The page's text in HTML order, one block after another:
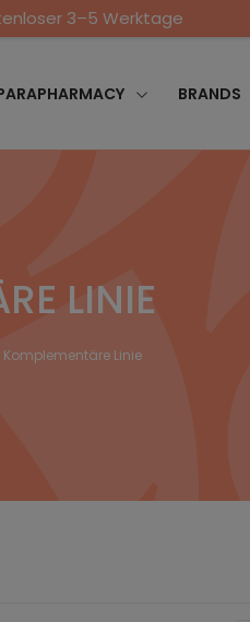
3–5 Werktage
BRANDS
LINIE
Komplementäre Linie